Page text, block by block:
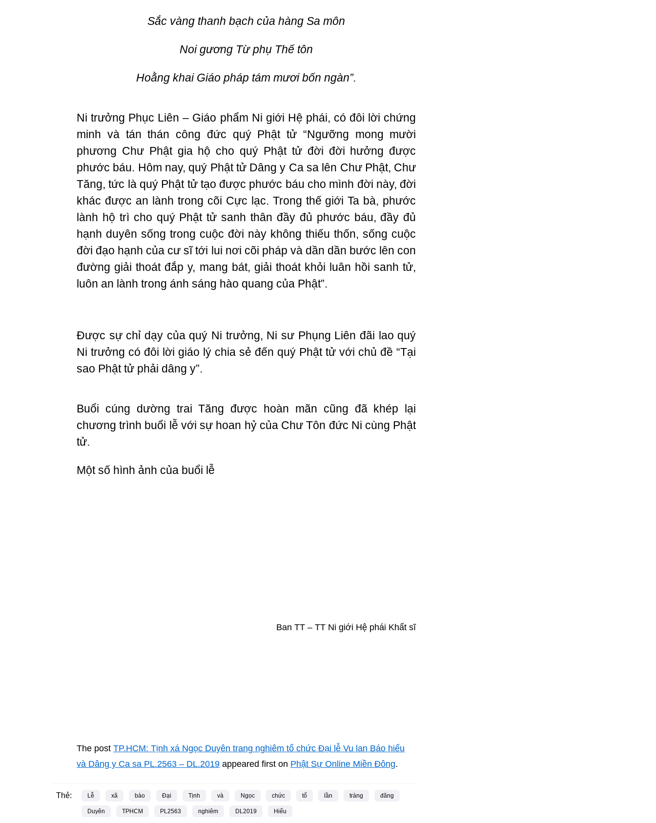
Sắc vàng thanh bạch của hàng Sa môn
Noi gương Từ phụ Thế tôn
Hoằng khai Giáo pháp tám mươi bốn ngàn”.
Ni trưởng Phục Liên – Giáo phẩm Ni giới Hệ phái, có đôi lời chứng
minh và tán thán công đức quý Phật tử “Ngưỡng mong mười
phương Chư Phật gia hộ cho quý Phật tử đời đời hưởng được
phước báu. Hôm nay, quý Phật tử Dâng y Ca sa lên Chư Phật, Chư
Tăng, tức là quý Phật tử tạo được phước báu cho mình đời này, đời
khác được an lành trong cõi Cực lạc. Trong thế giới Ta bà, phước
lành hộ trì cho quý Phật tử sanh thân đầy đủ phước báu, đầy đủ
hạnh duyên sống trong cuộc đời này không thiếu thốn, sống cuộc
đời đạo hạnh của cư sĩ tới lui nơi cõi pháp và dần dần bước lên con
đường giải thoát đắp y, mang bát, giải thoát khỏi luân hồi sanh tử,
luôn an lành trong ánh sáng hào quang của Phật”.
Được sự chỉ dạy của quý Ni trưởng, Ni sư Phụng Liên đãi lao quý
Ni trưởng có đôi lời giáo lý chia sẻ đến quý Phật tử với chủ đề “Tại
sao Phật tử phải dâng y”.
Buổi cúng dường trai Tăng được hoàn mãn cũng đã khép lại
chương trình buổi lễ với sự hoan hỷ của Chư Tôn đức Ni cùng Phật
tử.
Một số hình ảnh của buổi lễ
Ban TT – TT Ni giới Hệ phái Khất sĩ
The post TP.HCM: Tịnh xá Ngọc Duyên trang nghiêm tổ chức Đại lễ Vu lan Báo hiếu
và Dâng y Ca sa PL.2563 – DL.2019 appeared first on Phật Sự Online Miền Đông.
Thẻ: Lễ xã bào Đại Tịnh và Ngọc chức tổ lần tràng đăng
Duyên TPHCM PL2563 nghiêm DL2019 Hiếu